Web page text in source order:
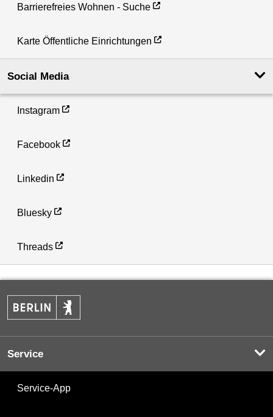
Barrierefreies Wohnen - Suche
Karte Öffentliche Einrichtungen
Social Media
Instagram
Facebook
Linkedin
Bluesky
Threads
Service
Service-App